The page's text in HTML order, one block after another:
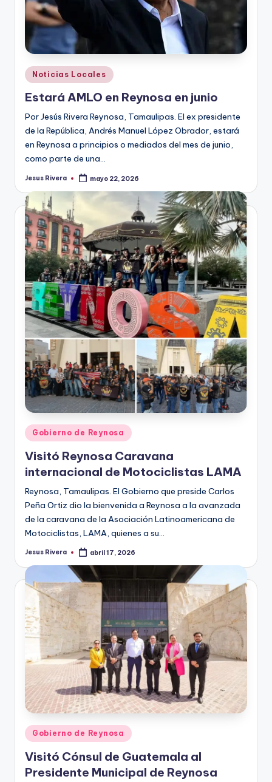
s
Publicado
en
Noticias Locales
Estará AMLO en Reynosa en junio
Por Jesús Rivera Reynosa, Tamaulipas. El ex presidente
de la República, Andrés Manuel López Obrador, estará
en Reynosa a principios o mediados del mes de junio,
como parte de una…
Publicado
Jesus Rivera mayo 22, 2026
Publicado
en
Gobierno de Reynosa
Visitó Reynosa Caravana
internacional de Motociclistas LAMA
Reynosa, Tamaulipas. El Gobierno que preside Carlos
Peña Ortiz dio la bienvenida a Reynosa a la avanzada
de la caravana de la Asociación Latinoamericana de
Motociclistas, LAMA, quienes a su…
Publicado
Jesus Rivera abril 17, 2026
Publicado
en
Gobierno de Reynosa
Visitó Cónsul de Guatemala al
Presidente Municipal de Reynosa